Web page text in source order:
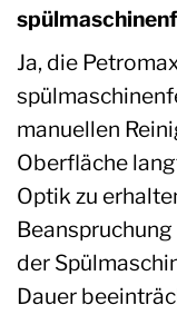
Ja, die
manuellen
Oberfläche
Optik zu
der
Dauer